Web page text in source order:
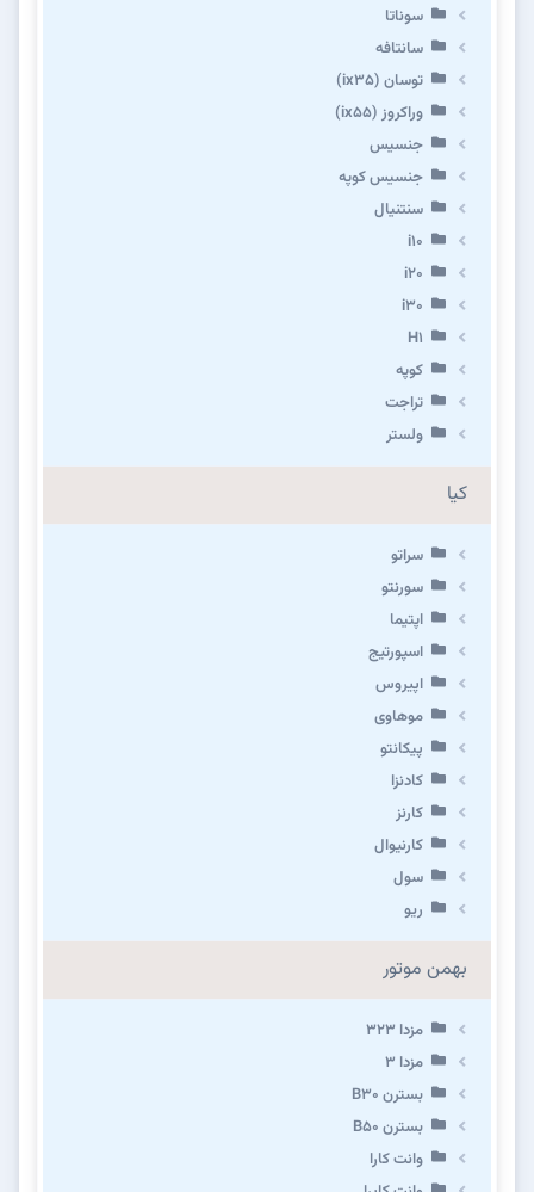
سوناتا
سانتافه
توسان (ix35)
وراکروز (ix55)
جنسیس
جنسیس کوپه
سنتنیال
i10
i20
i30
H1
کوپه
تراجت
ولستر
کیا
سراتو
سورنتو
اپتیما
اسپورتیج
اپیروس
موهاوی
پیکانتو
کادنزا
کارنز
کارنیوال
سول
ریو
بهمن موتور
مزدا ۳۲۳
مزدا ۳
بسترن B۳۰
بسترن B۵۰
وانت کارا